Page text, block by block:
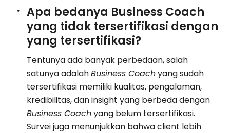
Apa bedanya Business Coach
yang tidak tersertifikasi dengan
yang tersertifikasi?
Tentunya ada banyak perbedaan, salah
satunya adalahBusiness Coachyang sudah
tersertifikasi memiliki kualitas, pengalaman,
kredibilitas, dan insight yang berbeda dengan
Business Coachyang belum tersertifikasi.
Survei juga menunjukkan bahwa client lebih